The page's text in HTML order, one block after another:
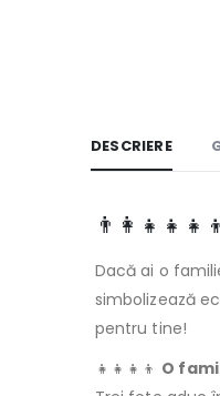
DESCRIERE
Dacă ai o
simbolizează
pentru tine!
👧👧👧👦 O